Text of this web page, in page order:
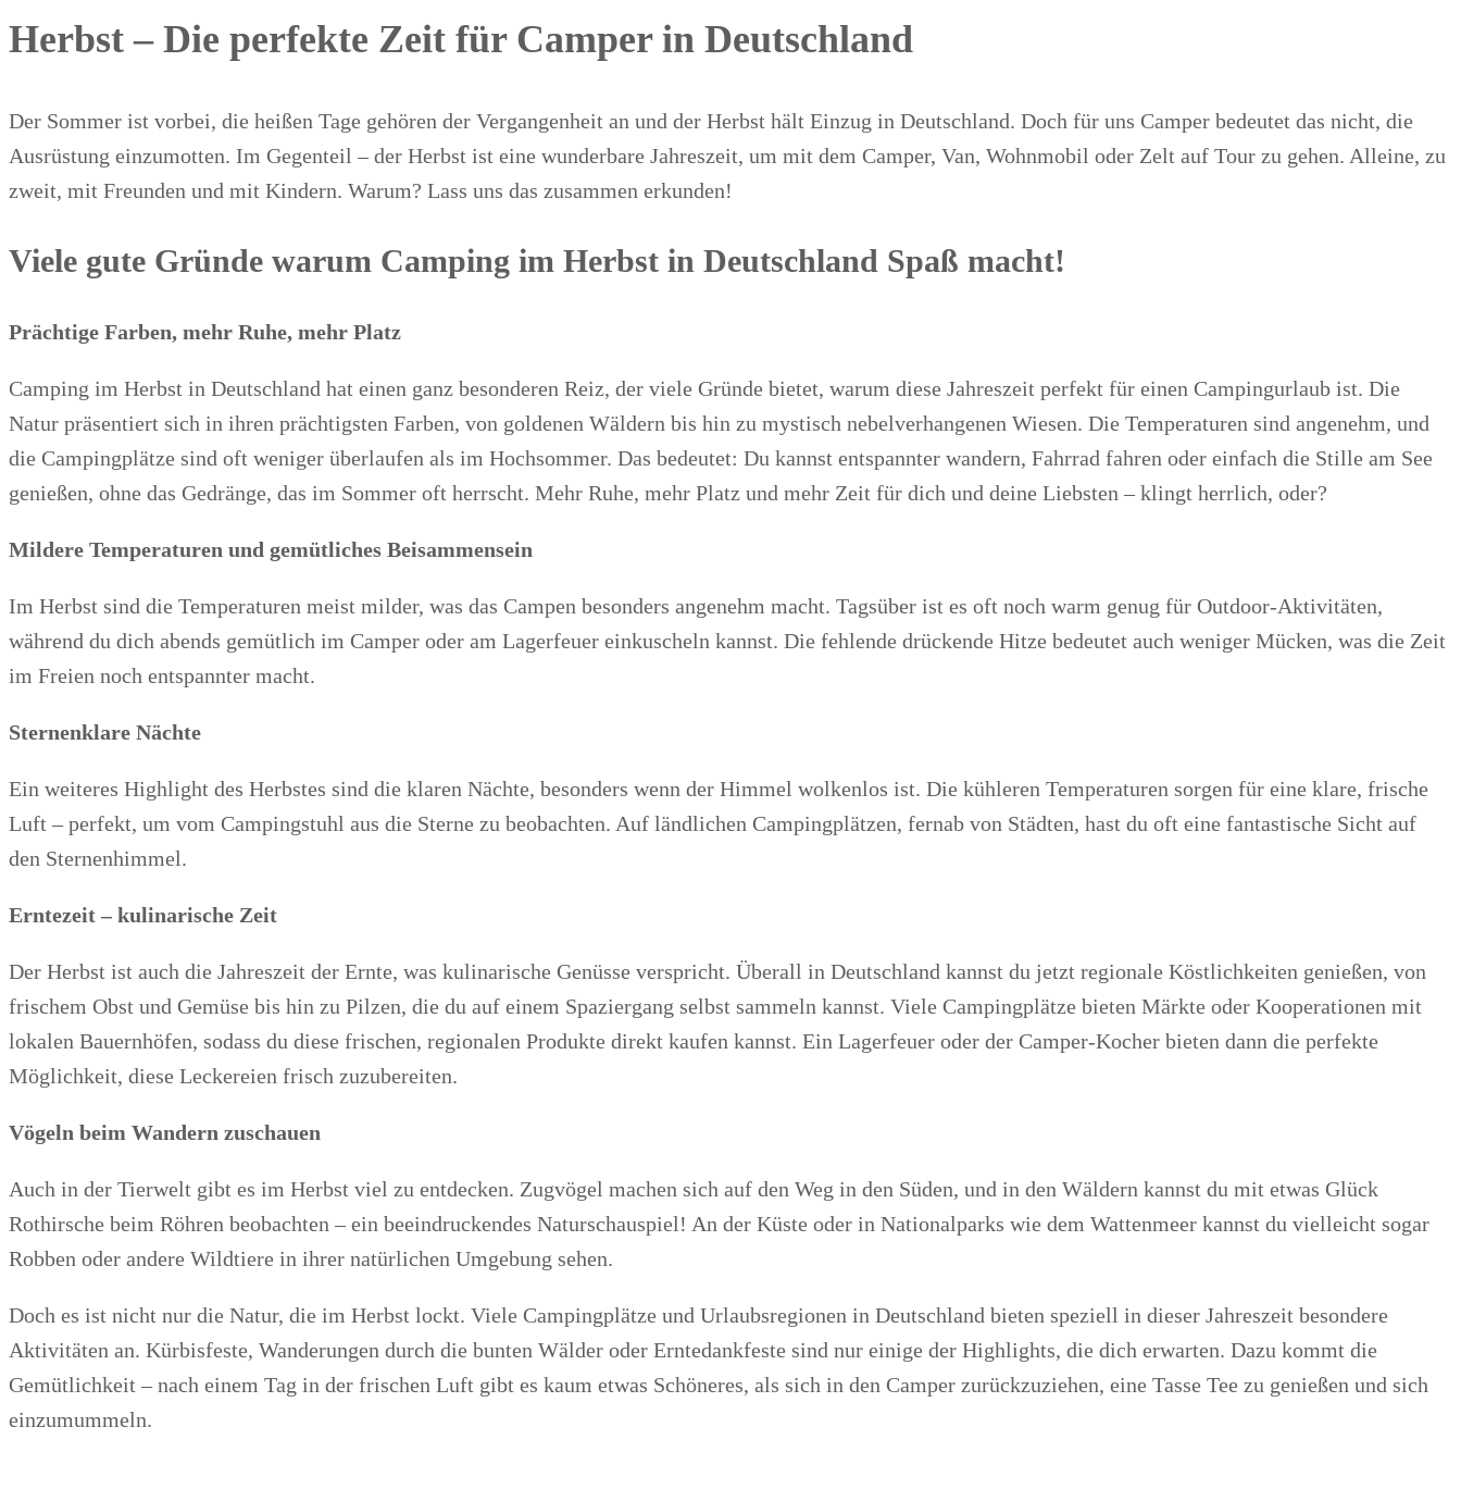
Herbst – Die perfekte Zeit für Camper in Deutschland
Der Sommer ist vorbei, die heißen Tage gehören der Vergangenheit an und der Herbst hält Einzug in Deutschland. Doch für uns Camper bedeutet das nicht, die
Ausrüstung einzumotten. Im Gegenteil – der Herbst ist eine wunderbare Jahreszeit, um mit dem Camper, Van, Wohnmobil oder Zelt auf Tour zu gehen. Alleine, zu
zweit, mit Freunden und mit Kindern. Warum? Lass uns das zusammen erkunden!
Viele gute Gründe warum Camping im Herbst in Deutschland Spaß macht!
Prächtige Farben, mehr Ruhe, mehr Platz
Camping im Herbst in Deutschland hat einen ganz besonderen Reiz, der viele Gründe bietet, warum diese Jahreszeit perfekt für einen Campingurlaub ist. Die
Natur präsentiert sich in ihren prächtigsten Farben, von goldenen Wäldern bis hin zu mystisch nebelverhangenen Wiesen. Die Temperaturen sind angenehm, und
die Campingplätze sind oft weniger überlaufen als im Hochsommer. Das bedeutet: Du kannst entspannter wandern, Fahrrad fahren oder einfach die Stille am See
genießen, ohne das Gedränge, das im Sommer oft herrscht. Mehr Ruhe, mehr Platz und mehr Zeit für dich und deine Liebsten – klingt herrlich, oder?
Mildere Temperaturen und gemütliches Beisammensein
Im Herbst sind die Temperaturen meist milder, was das Campen besonders angenehm macht. Tagsüber ist es oft noch warm genug für Outdoor-Aktivitäten,
während du dich abends gemütlich im Camper oder am Lagerfeuer einkuscheln kannst. Die fehlende drückende Hitze bedeutet auch weniger Mücken, was die Zeit
im Freien noch entspannter macht.
Sternenklare Nächte
Ein weiteres Highlight des Herbstes sind die klaren Nächte, besonders wenn der Himmel wolkenlos ist. Die kühleren Temperaturen sorgen für eine klare, frische
Luft – perfekt, um vom Campingstuhl aus die Sterne zu beobachten. Auf ländlichen Campingplätzen, fernab von Städten, hast du oft eine fantastische Sicht auf
den Sternenhimmel.
Erntezeit – kulinarische Zeit
Der Herbst ist auch die Jahreszeit der Ernte, was kulinarische Genüsse verspricht. Überall in Deutschland kannst du jetzt regionale Köstlichkeiten genießen, von
frischem Obst und Gemüse bis hin zu Pilzen, die du auf einem Spaziergang selbst sammeln kannst. Viele Campingplätze bieten Märkte oder Kooperationen mit
lokalen Bauernhöfen, sodass du diese frischen, regionalen Produkte direkt kaufen kannst. Ein Lagerfeuer oder der Camper-Kocher bieten dann die perfekte
Möglichkeit, diese Leckereien frisch zuzubereiten.
Vögeln beim Wandern zuschauen
Auch in der Tierwelt gibt es im Herbst viel zu entdecken. Zugvögel machen sich auf den Weg in den Süden, und in den Wäldern kannst du mit etwas Glück
Rothirsche beim Röhren beobachten – ein beeindruckendes Naturschauspiel! An der Küste oder in Nationalparks wie dem Wattenmeer kannst du vielleicht sogar
Robben oder andere Wildtiere in ihrer natürlichen Umgebung sehen.
Doch es ist nicht nur die Natur, die im Herbst lockt. Viele Campingplätze und Urlaubsregionen in Deutschland bieten speziell in dieser Jahreszeit besondere
Aktivitäten an. Kürbisfeste, Wanderungen durch die bunten Wälder oder Erntedankfeste sind nur einige der Highlights, die dich erwarten. Dazu kommt die
Gemütlichkeit – nach einem Tag in der frischen Luft gibt es kaum etwas Schöneres, als sich in den Camper zurückzuziehen, eine Tasse Tee zu genießen und sich
einzumummeln.